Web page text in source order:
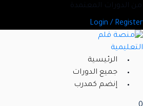
Skip
content
من الدورات المعتمدة
Login / Register
الرئيسية
جميع الدورات
إنضم كمدرب